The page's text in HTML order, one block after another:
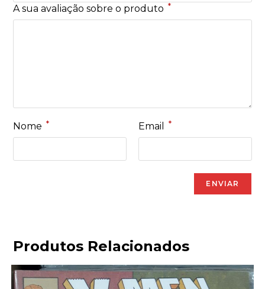
A sua avaliação sobre o produto *
Nome * Email *
Produtos Relacionados